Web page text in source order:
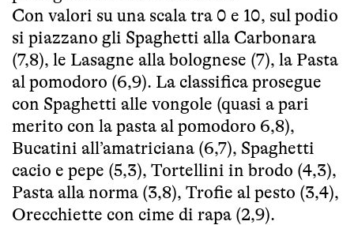
Con valori su una scala tra 0 e 10, sul podio
si piazzano gli Spaghetti alla Carbonara
(7,8), le Lasagne alla bolognese (7), la Pasta
al pomodoro (6,9). La classifica prosegue
con Spaghetti alle vongole (quasi a pari
merito con la pasta al pomodoro 6,8),
Bucatini all’amatriciana (6,7), Spaghetti
cacio e pepe (5,3), Tortellini in brodo (4,3),
Pasta alla norma (3,8), Trofie al pesto (3,4),
Orecchiette con cime di rapa (2,9).